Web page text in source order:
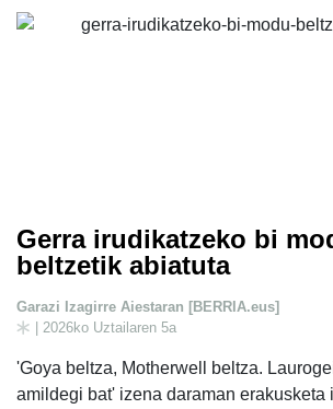
Gerra irudikatzeko bi
beltzetik abiatuta
Garazi Izagirre Aiestaran [BERRIA.eus]
| 2026ko Uztailaren 5a
'Goya beltza, Motherwell beltza.
amildegi bat' izena daraman erakusketa